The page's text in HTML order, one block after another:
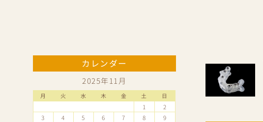
カレンダー
2025年11月
月 火 水 木 金 土 日
1
2
3
4 5 6 7 8
9